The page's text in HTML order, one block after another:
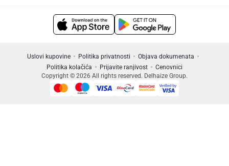
Uslovi kupovine Politika privatnosti
Objava dokumenata
Politika kolačića
Prijavite ranjivost
Cenovnici
Copyright © 2026 All rights reserved. Delhaize Group.